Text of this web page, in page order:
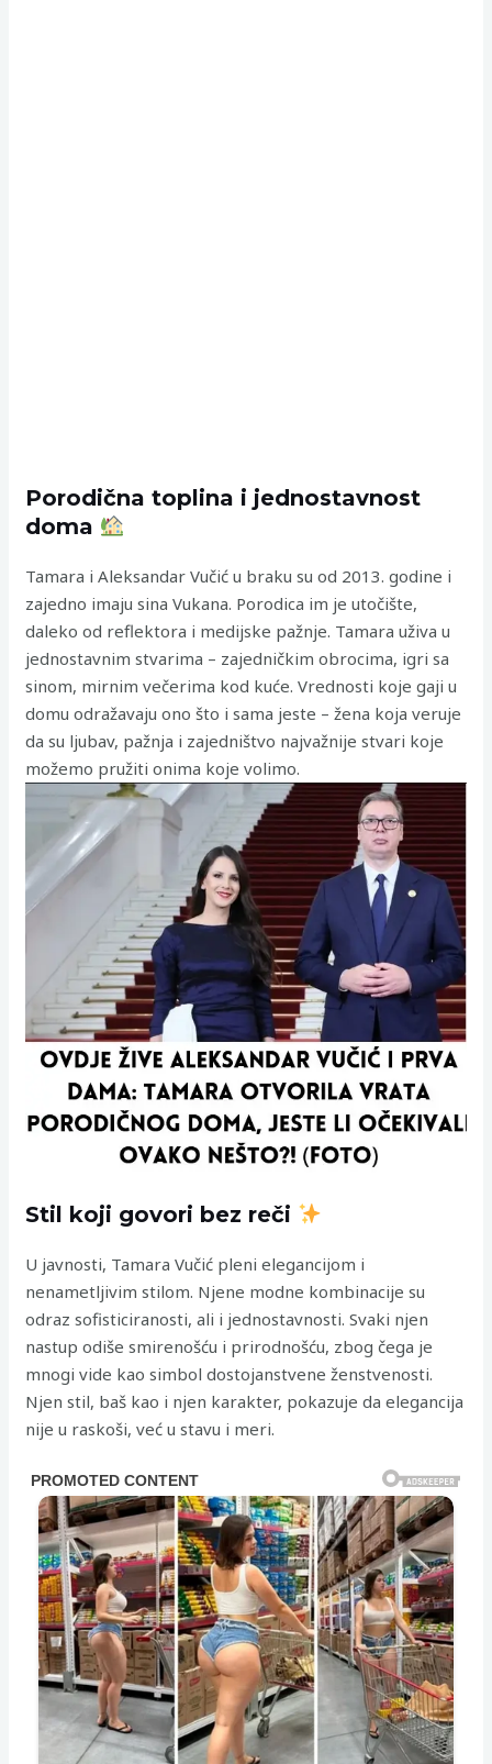
Porodična toplina i jednostavnost
doma
Tamara i Aleksandar Vučić u braku su od 2013. godine i
zajedno imaju sina Vukana. Porodica im je utočište,
daleko od reflektora i medijske pažnje. Tamara uživa u
jednostavnim stvarima – zajedničkim obrocima, igri sa
sinom, mirnim večerima kod kuće. Vrednosti koje gaji u
domu odražavaju ono što i sama jeste – žena koja veruje
da su ljubav, pažnja i zajedništvo najvažnije stvari koje
možemo pružiti onima koje volimo.
Stil koji govori bez reči
U javnosti, Tamara Vučić pleni elegancijom i
nenametljivim stilom. Njene modne kombinacije su
odraz sofisticiranosti, ali i jednostavnosti. Svaki njen
nastup odiše smirenošću i prirodnošću, zbog čega je
mnogi vide kao simbol dostojanstvene ženstvenosti.
Njen stil, baš kao i njen karakter, pokazuje da elegancija
nije u raskoši, već u stavu i meri.